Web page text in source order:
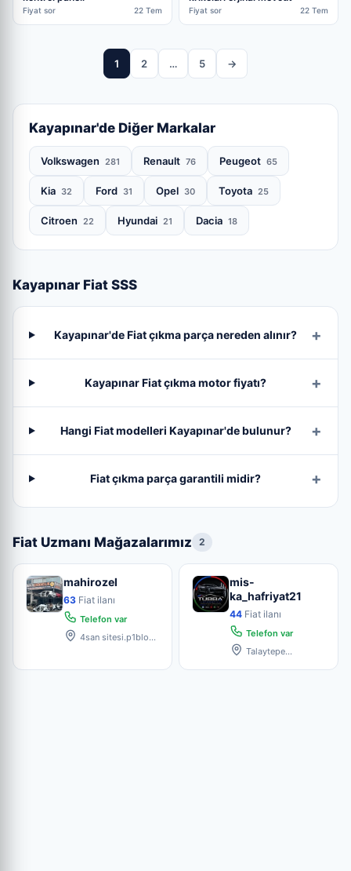
Fiyat sor 22 Tem Fiyat sor 22 Tem
1 2 … 5 →
Kayapınar'de Diğer Markalar
Volkswagen 281 Renault 76 Peugeot 65
Kia 32 Ford 31 Opel 30 Toyota 25
Citroen 22 Hyundai 21 Dacia 18
Kayapınar Fiat SSS
Kayapınar'de Fiat çıkma parça nereden alınır?
Kayapınar Fiat çıkma motor fiyatı?
Hangi Fiat modelleri Kayapınar'de bulunur?
Fiat çıkma parça garantili midir?
Fiat Uzmanı Mağazalarımız 2
mahirozel
63 Fiat ilanı
Telefon var
4san sitesi.p1blok,
mis-
ka_hafriyat21
44 Fiat ilanı
Telefon var
Talaytepe